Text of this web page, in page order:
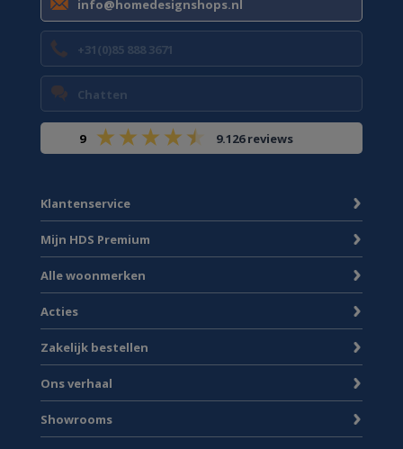
info@homedesignshops.nl
+31(0)85 888 3671
Chatten
9 9.126 reviews
Klantenservice
Mijn HDS Premium
Alle woonmerken
Acties
Zakelijk bestellen
Ons verhaal
Showrooms